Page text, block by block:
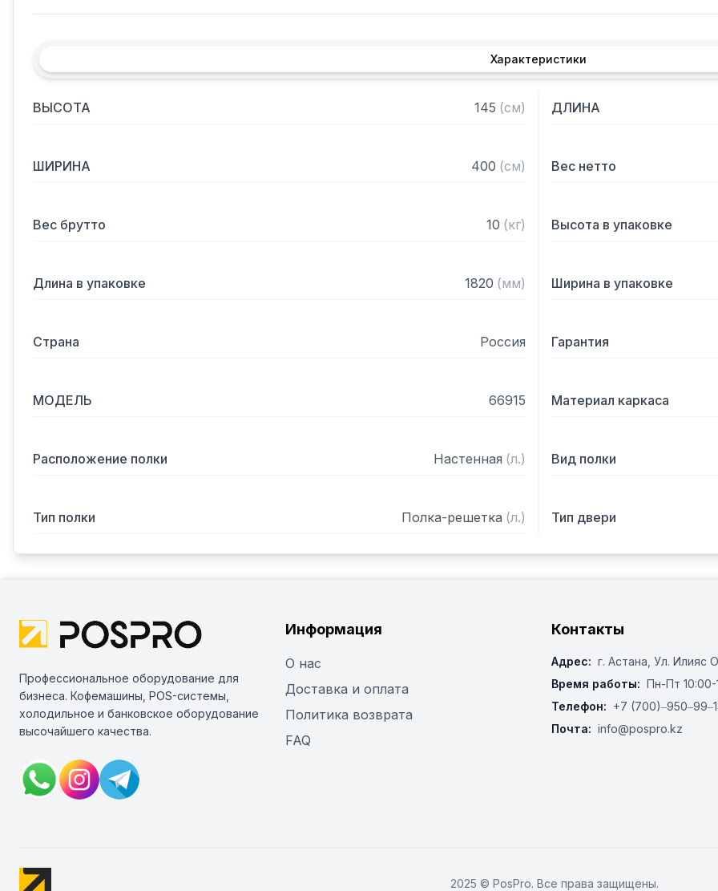
— Полка решетчатая
— Разборная, болтовое
Характеристики
ВЫСОТА 145 (см) ДЛИНА
ШИРИНА 400 (см) Вес нетто
Вес брутто 10 (кг) Высота в упаковке
Длина в упаковке 1820 (мм) Ширина в упаковке
Страна Россия Гарантия
МОДЕЛЬ 66915 Материал каркаса
Расположение полки Настенная (л.) Вид полки
Тип полки Полка-решетка (л.) Тип двери
Профессиональное оборудование для
бизнеса. Кофемашины, POS-системы,
холодильное и банковское оборудование
высочайшего качества.
Информация
О нас
Доставка и оплата
Политика возврата
FAQ
Контакты
Адрес: г. Астана, ​Ул. Илияс
Время работы: Пн-Пт 10:00-
Телефон: +7
Почта: info@pospro.kz
2025 © PosPro. Все права защищены.